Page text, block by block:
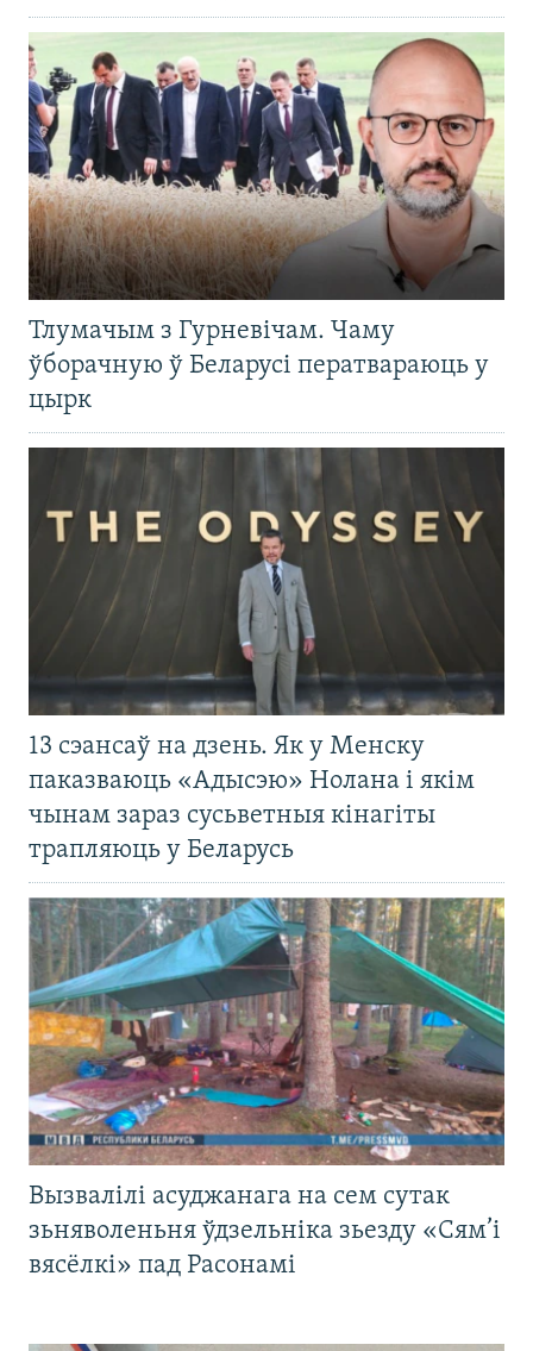
Тлумачым з Гурневічам. Чаму
ўборачную ў Беларусі ператвараюць у
цырк
13 сэансаў на дзень. Як у Менску
паказваюць «Адысэю» Нолана і якім
чынам зараз сусьветныя кінагіты
трапляюць у Беларусь
Вызвалілі асуджанага на сем сутак
зьняволеньня ўдзельніка зьезду «Сям’і
вясёлкі» пад Расонамі